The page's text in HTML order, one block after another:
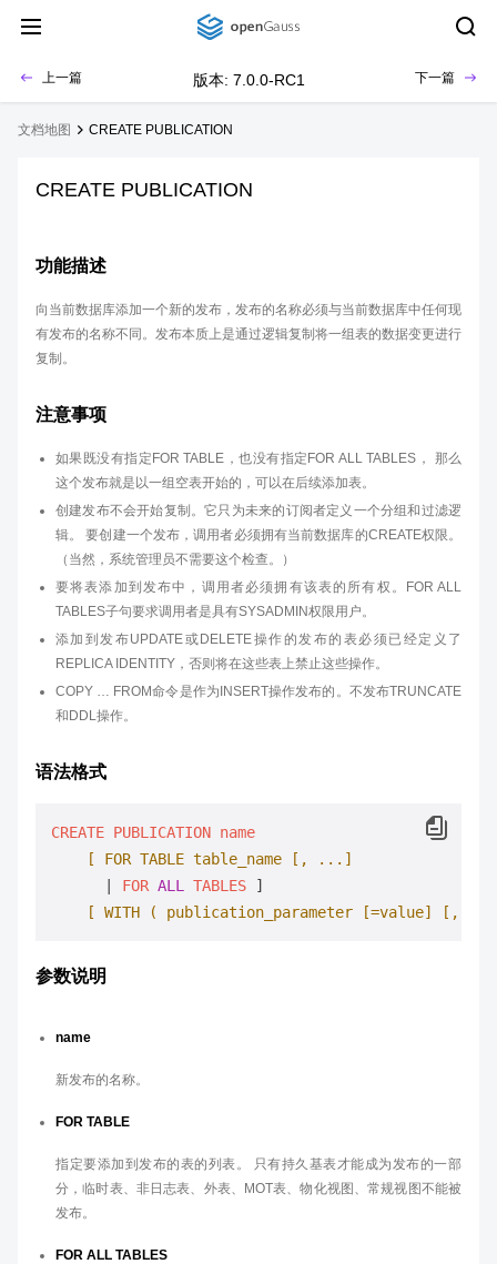
上一篇 版本: 7.0.0-RC1 下一篇
文档地图 CREATE PUBLICATION
CREATE PUBLICATION
功能描述
向当前数据库添加一个新的发布，发布的名称必须与当前数据库中任何现
有发布的名称不同。发布本质上是通过逻辑复制将一组表的数据变更进行
复制。
注意事项
如果既没有指定FOR TABLE，也没有指定FOR ALL TABLES， 那么
这个发布就是以一组空表开始的，可以在后续添加表。
创建发布不会开始复制。它只为未来的订阅者定义一个分组和过滤逻
辑。 要创建一个发布，调用者必须拥有当前数据库的CREATE权限。
（当然，系统管理员不需要这个检查。）
要将表添加到发布中，调用者必须拥有该表的所有权。FOR ALL
TABLES子句要求调用者是具有SYSADMIN权限用户。
添加到发布UPDATE或DELETE操作的发布的表必须已经定义了
REPLICA IDENTITY，否则将在这些表上禁止这些操作。
COPY … FROM命令是作为INSERT操作发布的。不发布TRUNCATE
和DDL操作。
语法格式
CREATE PUBLICATION name
[ FOR TABLE table_name [, ...]
FOR ALL TABLES ]
[ WITH ( publication_parameter [=value]
[,
参数说明
name
新发布的名称。
FOR TABLE
指定要添加到发布的表的列表。 只有持久基表才能成为发布的一部
分，临时表、非日志表、外表、MOT表、物化视图、常规视图不能被
发布。
FOR ALL TABLES